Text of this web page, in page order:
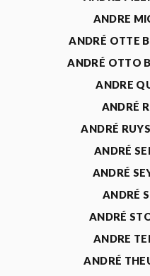
ANDRE
ANDRÉ OTTE
ANDRÉ OTTO
ANDRE
ANDRÉ
ANDRÉ
ANDRÉ
ANDRÉ
ANDRÉ
ANDRÉ
ANDRE
ANDRÉ